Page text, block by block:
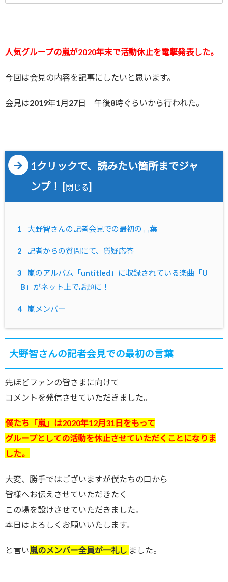
人気グループの嵐が2020年末で活動休止を電撃発表した。
今回は会見の内容を記事にしたいと思います。
会見は2019年1月27日 午後8時ぐらいから行われた。
1クリックで、読みたい箇所までジャ
ンプ！
[閉じる]
1 大野智さんの記者会見での最初の言葉
2 記者からの質問にて、質疑応答
3
嵐のアルバム「untitled」に収録されている楽曲「U
B」がネット上で話題に！
4 嵐メンバー
大野智さんの記者会見での最初の言葉
先ほどファンの皆さまに向けて
コメントを発信させていただきました。
僕たち「嵐」は2020年12月31日をもって
グループとしての活動を休止させていただくことになりま
した。
大変、勝手ではございますが僕たちの口から
皆様へお伝えさせていただきたく
この場を設けさせていただきました。
本日はよろしくお願いいたします。
と言い嵐のメンバー全員が一礼し ました。